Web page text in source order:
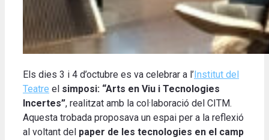
Els dies 3 i 4 d’octubre es va celebrar a l’ Institut del
Teatre el simposi: “Arts en Viu i Tecnologies
Incertes”, realitzat amb la col·laboració del CITM.
Aquesta trobada proposava un espai per a la reflexió
al voltant del paper de les tecnologies en el camp